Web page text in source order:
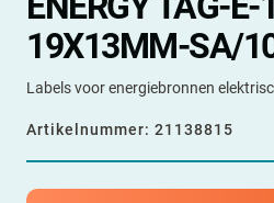
19X13MM-SA/
Labels voor energiebronnen
Artikelnummer: 21138815